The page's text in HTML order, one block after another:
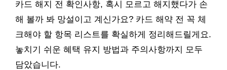
카드 해지 전 확인사항, 혹시 모르고 해지했다가 손
해 볼까 봐 망설이고 계신가요? 카드 해약 전 꼭 체
크해야 할 항목 리스트를 확실하게 정리해드릴게요.
놓치기 쉬운 혜택 유지 방법과 주의사항까지 모두
담았습니다.